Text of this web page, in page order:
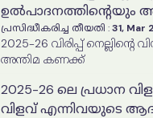
ഉൽപാദനത്തിന്റെയും
പ്രസിദ്ധീകരിച്ച തീയതി :31, Mar
2025-26 വിരിപ്പ് നെല്ലിന്റെ വിസ്തൃതിയുടെയും ഉൽപാദനത്തിന്റെയും
അന്തിമ കണക്ക്
2025-26 ലെ പ്രധാന
വിളവ് എന്നിവയുടെ